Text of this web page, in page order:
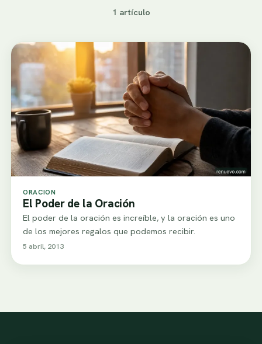
1 artículo
ORACION
El Poder de la Oración
El poder de la oración es increíble, y la oración es uno
de los mejores regalos que podemos recibir.
5 abril, 2013